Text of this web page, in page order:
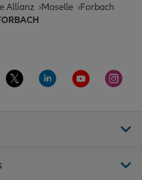
Allianz Moselle
Forbach
la page Facebook de Allianz
Aller sur la page Twitter de
Aller sur la page
Aller sur la
Aller